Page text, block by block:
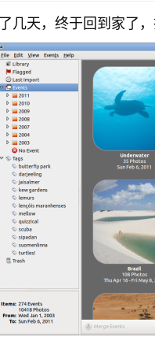
几天，终于回到家了